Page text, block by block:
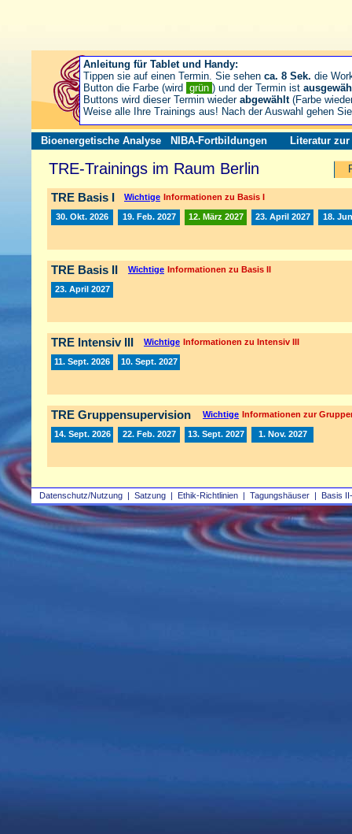
Datenschutz/Nutzung | Satzung | Ethik-Richtlinien | Tagungshäuser | Basis
Bioenergetische Analyse NIBA-Fortbildungen Literatur zur
TRE-Trainings im Raum Berlin
TRE Basis I Wichtige Informationen zu Basis I
30. Okt. 2026 19. Feb. 2027 12. März 2027 23. April 2027 18.
TRE Basis II Wichtige Informationen zu Basis II
23. April 2027
TRE Intensiv III Wichtige Informationen zu Intensiv III
11. Sept. 2026 10. Sept. 2027
TRE Gruppensupervision Wichtige Informationen zur
14. Sept. 2026 22. Feb. 2027 13. Sept. 2027 1. Nov. 2027
Anleitung für Tablet und Handy:
Tippen sie auf einen Termin. Sie sehen ca. 8 Sek. die
Button die Farbe (wird grün ) und der Termin ist
Buttons wird dieser Termin wieder abgewählt(Farbe
Weise alle Ihre Trainings aus! Nach der Auswahl gehen